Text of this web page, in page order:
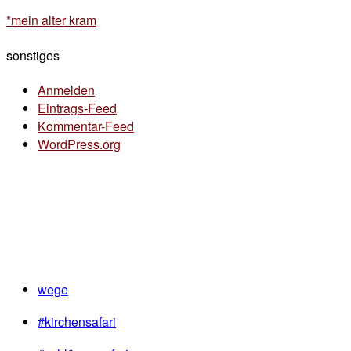
*mein alter kram
sonstiges
Anmelden
Eintrags-Feed
Kommentar-Feed
WordPress.org
wege
#kirchensafari